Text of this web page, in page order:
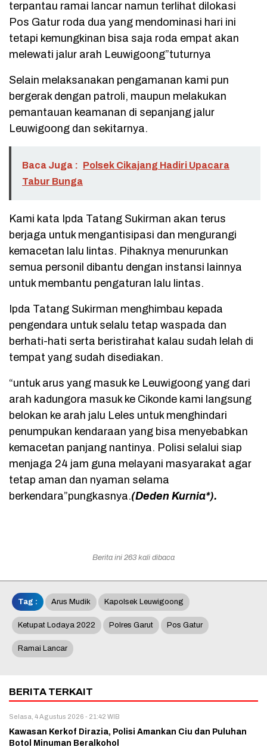
terpantau ramai lancar namun terlihat dilokasi
Pos Gatur roda dua yang mendominasi hari ini
tetapi kemungkinan bisa saja roda empat akan
melewati jalur arah Leuwigoong”tuturnya
Selain melaksanakan pengamanan kami pun
bergerak dengan patroli, maupun melakukan
pemantauan keamanan di sepanjang jalur
Leuwigoong dan sekitarnya.
Baca Juga : Polsek Cikajang Hadiri Upacara
Tabur Bunga
Kami kata Ipda Tatang Sukirman akan terus
berjaga untuk mengantisipasi dan mengurangi
kemacetan lalu lintas. Pihaknya menurunkan
semua personil dibantu dengan instansi lainnya
untuk membantu pengaturan lalu lintas.
Ipda Tatang Sukirman menghimbau kepada
pengendara untuk selalu tetap waspada dan
berhati-hati serta beristirahat kalau sudah lelah di
tempat yang sudah disediakan.
“untuk arus yang masuk ke Leuwigoong yang dari
arah kadungora masuk ke Cikonde kami langsung
belokan ke arah jalu Leles untuk menghindari
penumpukan kendaraan yang bisa menyebabkan
kemacetan panjang nantinya. Polisi selalui siap
menjaga 24 jam guna melayani masyarakat agar
tetap aman dan nyaman selama
berkendara”pungkasnya.(Deden Kurnia*).
Berita ini 263 kali dibaca
Tag : Arus Mudik Kapolsek Leuwigoong
Ketupat Lodaya 2022 Polres Garut Pos Gatur
Ramai Lancar
BERITA TERKAIT
Selasa, 4 Agustus 2026 - 21:42 WIB
Kawasan Kerkof Dirazia, Polisi Amankan Ciu dan Puluhan
Botol Minuman Beralkohol